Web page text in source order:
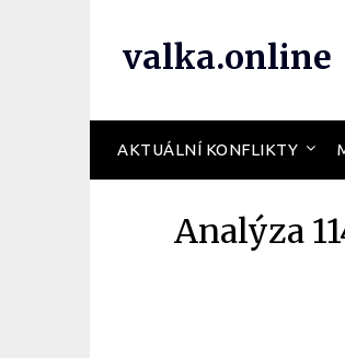
valka.online
AKTUÁLNÍ KONFLIKTY
Analýza